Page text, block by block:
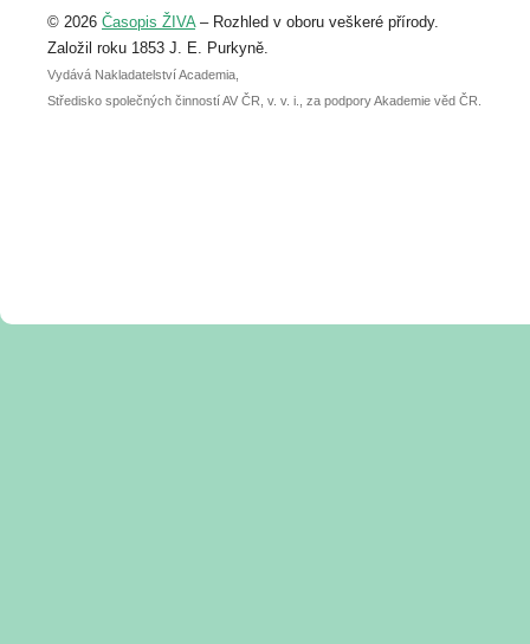
abstraktu přihlášené přednášky nebo
posteru je už 30. června.
© 2026 Časopis ŽIVA– Rozhled v oboru veškeré přírody.
Založil roku 1853 J. E. Purkyně.
Vydává Nakladatelství Academia,
Středisko společných činností AV ČR, v. v. i., za podpory Akademie věd ČR.